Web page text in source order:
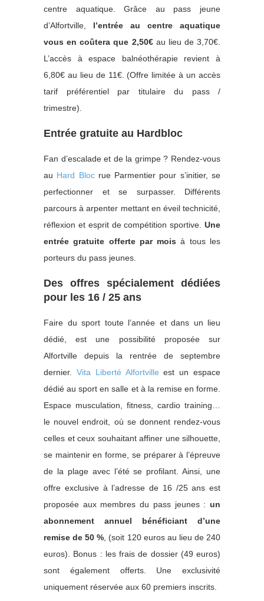
centre aquatique. Grâce au pass jeune
d’Alfortville, l’entrée au centre aquatique
vous en coûtera que 2,50€au lieu de 3,70€.
L’accès à espace balnéothérapie revient à
6,80€ au lieu de 11€. (Offre limitée à un accès
tarif préférentiel par titulaire du pass /
trimestre).
Entrée gratuite au Hardbloc
Fan d’escalade et de la grimpe ? Rendez-vous
au Hard Blocrue Parmentier pour s’initier, se
perfectionner et se surpasser. Différents
parcours à arpenter mettant en éveil technicité,
réflexion et esprit de compétition sportive. Une
entrée gratuite offerte par mois à tous les
porteurs du pass jeunes.
Des offres spécialement dédiées
pour les 16 / 25 ans
Faire du sport toute l’année et dans un lieu
dédié, est une possibilité proposée sur
Alfortville depuis la rentrée de septembre
dernier. Vita Liberté Alfortville est un espace
dédié au sport en salle et à la remise en forme.
Espace musculation, fitness, cardio training…
le nouvel endroit, où se donnent rendez-vous
celles et ceux souhaitant affiner une silhouette,
se maintenir en forme, se préparer à l’épreuve
de la plage avec l’été se profilant. Ainsi, une
offre exclusive à l’adresse de 16 /25 ans est
proposée aux membres du pass jeunes : un
abonnement annuel bénéficiant d’une
remise de 50 % , (soit 120 euros au lieu de 240
euros). Bonus : les frais de dossier (49 euros)
sont également offerts. Une exclusivité
uniquement réservée aux 60 premiers inscrits.